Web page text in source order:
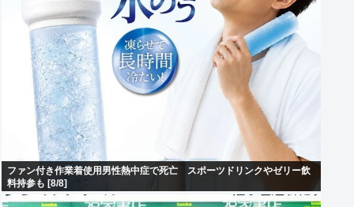
ファン付き作業着使用男性熱中症で死亡 スポーツドリンクやゼリー飲
料持参も [8/8]